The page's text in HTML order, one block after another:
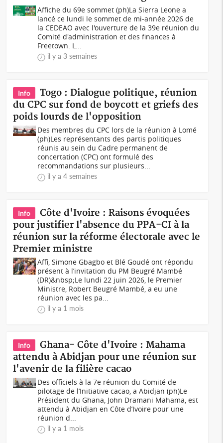
Affiche du 69e sommet (ph)La Sierra Leone a
lancé ce lundi le sommet de mi-année 2026 de
la CEDEAO avec l'ouverture de la 39e réunion du
Comité d'administration et des finances à
Freetown. L...
il y a 3 semaines
Info
Togo : Dialogue politique, réunion
du CPC sur fond de boycott et griefs des
poids lourds de l'opposition
Des membres du CPC lors de la réunion à Lomé
(ph)Les représentants des partis politiques
réunis au sein du Cadre permanent de
concertation (CPC) ont formulé des
recommandations sur plusieurs...
il y a 4 semaines
Info
Côte d'Ivoire : Raisons évoquées
pour justifier l'absence du PPA-CI à la
réunion sur la réforme électorale avec le
Premier ministre
Affi, Simone Gbagbo et Blé Goudé ont répondu
présent à l’invitation du PM Beugré Mambé
(DR)&nbsp;Le lundi 22 juin 2026, le Premier
Ministre, Robert Beugré Mambé, a eu une
réunion avec les pa...
il y a 1 mois
Info
Ghana- Côte d'Ivoire : Mahama
attendu à Abidjan pour une réunion sur
l'avenir de la filière cacao
Des officiels à la 7e réunion du Comité de
pilotage de l’Initiative cacao, a Abidjan (ph)Le
Président du Ghana, John Dramani Mahama, est
attendu à Abidjan en Côte d’Ivoire pour une
réunion d...
il y a 1 mois